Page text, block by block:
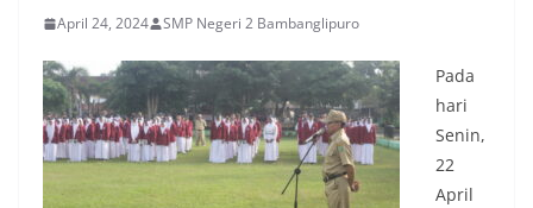
April 24, 2024 SMP Negeri 2 Bambanglipuro
Pada
hari
Senin,
22
April